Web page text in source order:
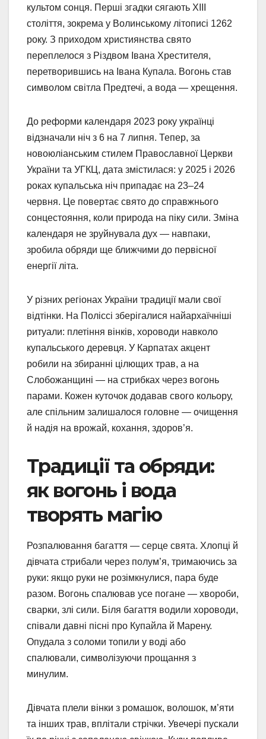
культом сонця. Перші згадки сягають XIII
століття, зокрема у Волинському літописі 1262
року. З приходом християнства свято
переплелося з Різдвом Івана Хрестителя,
перетворившись на Івана Купала. Вогонь став
символом світла Предтечі, а вода — хрещення.
До реформи календаря 2023 року українці
відзначали ніч з 6 на 7 липня. Тепер, за
новоюліанським стилем Православної Церкви
України та УГКЦ, дата змістилася: у 2025 і 2026
роках купальська ніч припадає на 23–24
червня. Це повертає свято до справжнього
сонцестояння, коли природа на піку сили. Зміна
календаря не зруйнувала дух — навпаки,
зробила обряди ще ближчими до первісної
енергії літа.
У різних регіонах України традиції мали свої
відтінки. На Поліссі зберігалися найархаїчніші
ритуали: плетіння вінків, хороводи навколо
купальського деревця. У Карпатах акцент
робили на збиранні цілющих трав, а на
Слобожанщині — на стрибках через вогонь
парами. Кожен куточок додавав свого кольору,
але спільним залишалося головне — очищення
й надія на врожай, кохання, здоров’я.
Традиції та обряди:
як вогонь і вода
творять магію
Розпалювання багаття — серце свята. Хлопці й
дівчата стрибали через полум’я, тримаючись за
руки: якщо руки не розімкнулися, пара буде
разом. Вогонь спалював усе погане — хвороби,
сварки, злі сили. Біля багаття водили хороводи,
співали давні пісні про Купайла й Марену.
Опудала з соломи топили у воді або
спалювали, символізуючи прощання з
минулим.
Дівчата плели вінки з ромашок, волошок, м’яти
та інших трав, вплітали стрічки. Увечері пускали